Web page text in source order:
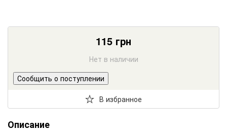
115 грн
Нет в наличии
Сообщить о поступлении
В избранное
Описание